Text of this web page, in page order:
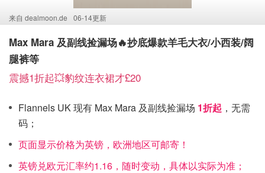
来自 dealmoon.de 06-14更新
Max Mara 及副线捡漏场🔥抄底爆款羊毛大衣/小西装/阔
腿裤等
震撼1折起💥豹纹连衣裙才£20
Flannels UK 现有 Max Mara 及副线捡漏场 1折起 ，无需
码；
页面显示价格为英镑，欧洲地区可邮寄！
英镑兑欧元汇率约1.16，随时变动，具体以实际为准；